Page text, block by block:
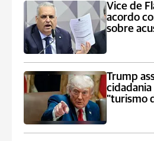
Vice de
acordo
sobre
Trump
"turismo